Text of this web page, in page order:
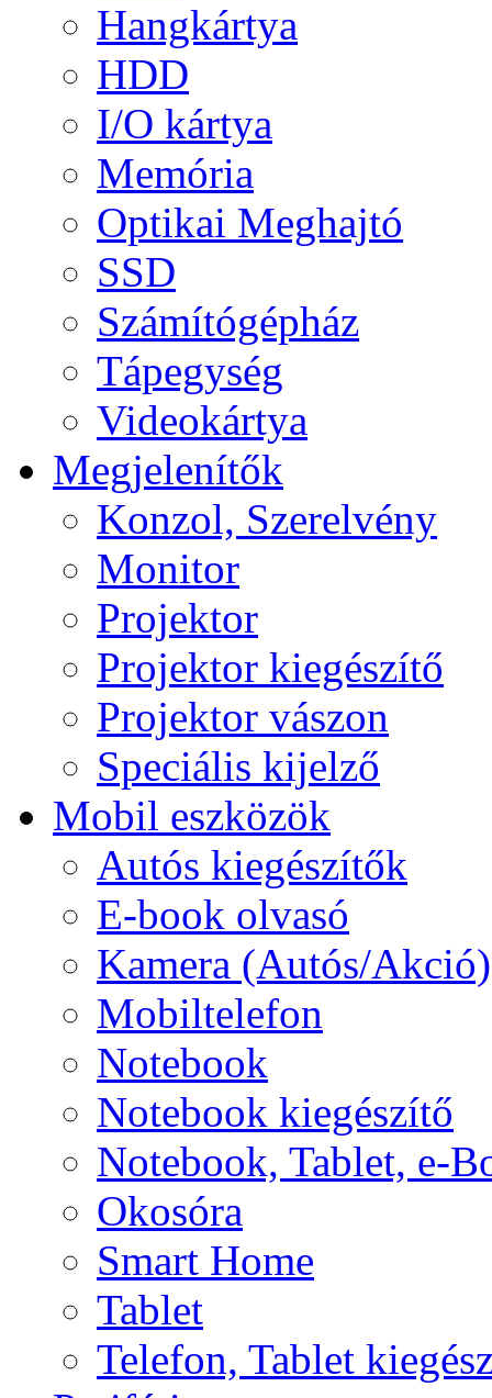
Hangkártya
HDD
I/O kártya
Memória
Optikai Meghajtó
SSD
Számítógépház
Tápegység
Videokártya
Megjelenítők
Konzol, Szerelvény
Monitor
Projektor
Projektor kiegészítő
Projektor vászon
Speciális kijelző
Mobil eszközök
Autós kiegészítők
E-book olvasó
Kamera (Autós/Akció)
Mobiltelefon
Notebook
Notebook kiegészítő
Notebook, Tablet, e-
Okosóra
Smart Home
Tablet
Telefon, Tablet